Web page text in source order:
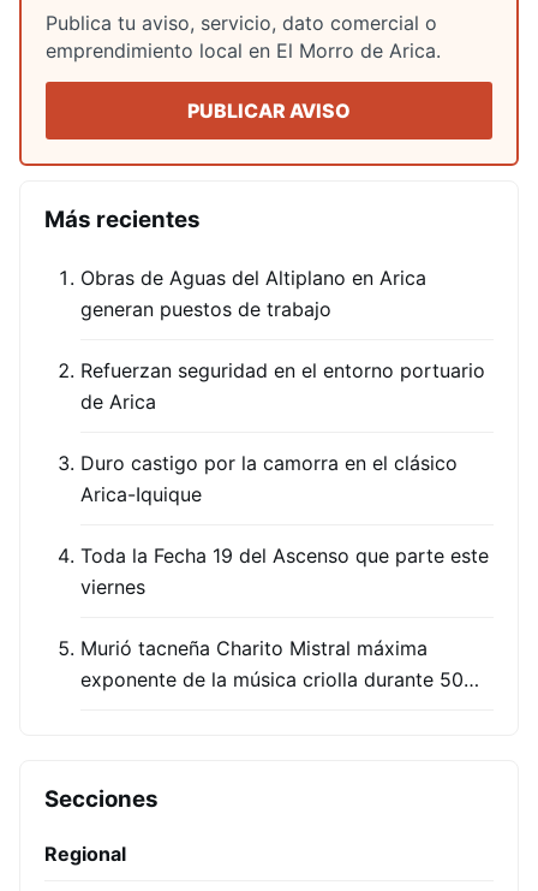
Publica tu aviso, servicio, dato comercial o
emprendimiento local en El Morro de Arica.
PUBLICAR AVISO
Más recientes
Obras de Aguas del Altiplano en Arica
generan puestos de trabajo
Refuerzan seguridad en el entorno portuario
de Arica
Duro castigo por la camorra en el clásico
Arica-Iquique
Toda la Fecha 19 del Ascenso que parte este
viernes
Murió tacneña Charito Mistral máxima
exponente de la música criolla durante 50…
Secciones
Regional